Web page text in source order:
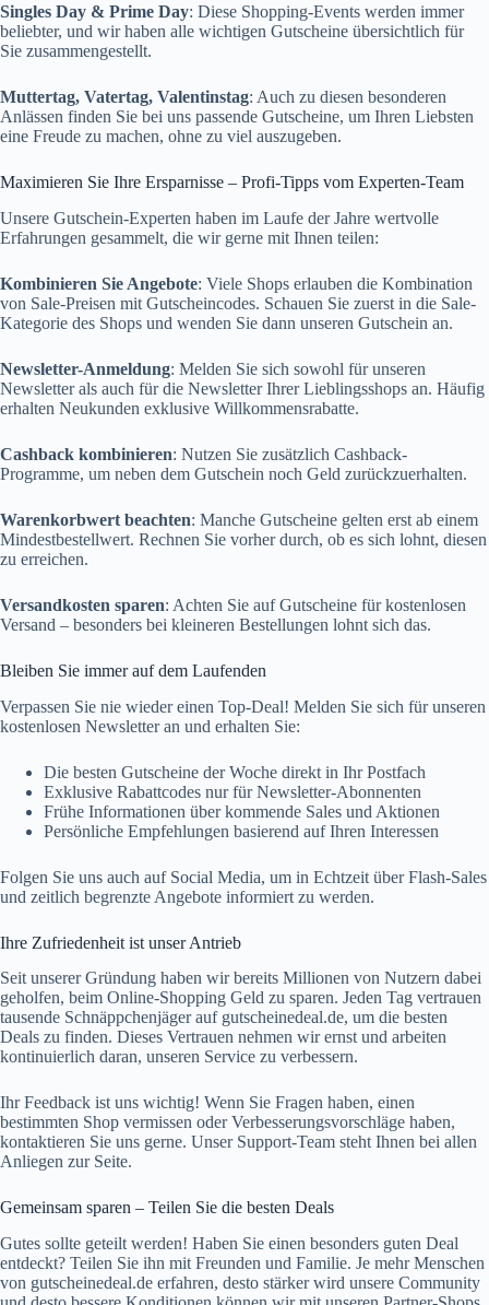
Singles Day & Prime Day: Diese Shopping-Events werden immer
beliebter, und wir haben alle wichtigen Gutscheine übersichtlich für
Sie zusammengestellt.
Muttertag, Vatertag, Valentinstag: Auch zu diesen besonderen
Anlässen finden Sie bei uns passende Gutscheine, um Ihren Liebsten
eine Freude zu machen, ohne zu viel auszugeben.
Maximieren Sie Ihre Ersparnisse – Profi-Tipps vom Experten-Team
Unsere Gutschein-Experten haben im Laufe der Jahre wertvolle
Erfahrungen gesammelt, die wir gerne mit Ihnen teilen:
Kombinieren Sie Angebote: Viele Shops erlauben die Kombination
von Sale-Preisen mit Gutscheincodes. Schauen Sie zuerst in die Sale-
Kategorie des Shops und wenden Sie dann unseren Gutschein an.
Newsletter-Anmeldung: Melden Sie sich sowohl für unseren
Newsletter als auch für die Newsletter Ihrer Lieblingsshops an. Häufig
erhalten Neukunden exklusive Willkommensrabatte.
Cashback kombinieren: Nutzen Sie zusätzlich Cashback-
Programme, um neben dem Gutschein noch Geld zurückzuerhalten.
Warenkorbwert beachten: Manche Gutscheine gelten erst ab einem
Mindestbestellwert. Rechnen Sie vorher durch, ob es sich lohnt, diesen
zu erreichen.
Versandkosten sparen: Achten Sie auf Gutscheine für kostenlosen
Versand – besonders bei kleineren Bestellungen lohnt sich das.
Bleiben Sie immer auf dem Laufenden
Verpassen Sie nie wieder einen Top-Deal! Melden Sie sich für unseren
kostenlosen Newsletter an und erhalten Sie:
Die besten Gutscheine der Woche direkt in Ihr Postfach
Exklusive Rabattcodes nur für Newsletter-Abonnenten
Frühe Informationen über kommende Sales und Aktionen
Persönliche Empfehlungen basierend auf Ihren Interessen
Folgen Sie uns auch auf Social Media, um in Echtzeit über Flash-Sales
und zeitlich begrenzte Angebote informiert zu werden.
Ihre Zufriedenheit ist unser Antrieb
Seit unserer Gründung haben wir bereits Millionen von Nutzern dabei
geholfen, beim Online-Shopping Geld zu sparen. Jeden Tag vertrauen
tausende Schnäppchenjäger auf gutscheinedeal.de, um die besten
Deals zu finden. Dieses Vertrauen nehmen wir ernst und arbeiten
kontinuierlich daran, unseren Service zu verbessern.
Ihr Feedback ist uns wichtig! Wenn Sie Fragen haben, einen
bestimmten Shop vermissen oder Verbesserungsvorschläge haben,
kontaktieren Sie uns gerne. Unser Support-Team steht Ihnen bei allen
Anliegen zur Seite.
Gemeinsam sparen – Teilen Sie die besten Deals
Gutes sollte geteilt werden! Haben Sie einen besonders guten Deal
entdeckt? Teilen Sie ihn mit Freunden und Familie. Je mehr Menschen
von gutscheinedeal.de erfahren, desto stärker wird unsere Community